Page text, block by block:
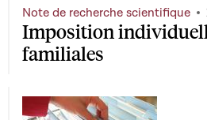
Imposition
familiales
Note de recherche scientifique